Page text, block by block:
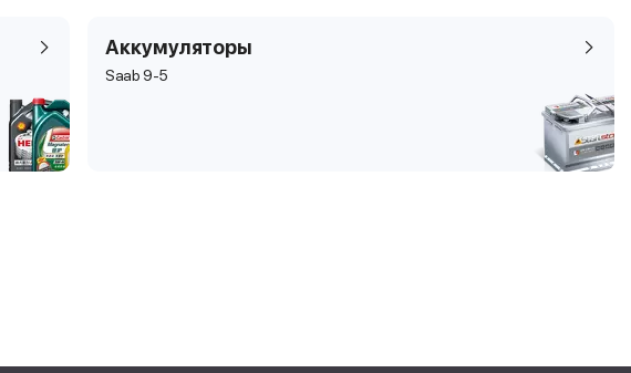
Аккумуляторы
Saab 9-5